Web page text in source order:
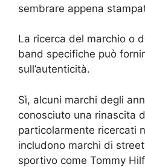
sembrare appena
La ricerca del marchio o
band specifiche può
sull’autenticità.
Sì, alcuni marchi degli
conosciuto una rinascita
particolarmente ricercati
includono marchi di
sportivo come Tommy